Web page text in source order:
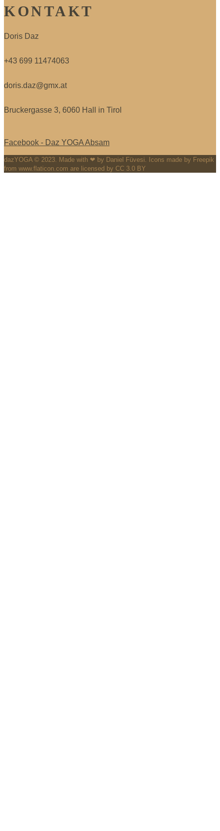
KONTAKT
Doris Daz
+43 699 11474063
doris.daz@gmx.at
Bruckergasse 3, 6060 Hall in Tirol
Facebook - Daz YOGA Absam
dazYOGA © 2023. Made with ❤ by Daniel Füvesi. Icons made by Freepik
from www.flaticon.com are licensed by CC 3.0 BY